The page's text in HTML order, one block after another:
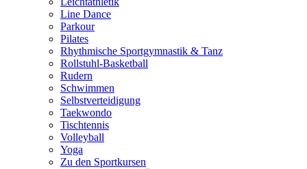
Line Dance
Parkour
Pilates
Rhythmische Sportgymnastik & Tanz
Rollstuhl-Basketball
Rudern
Schwimmen
Selbstverteidigung
Taekwondo
Tischtennis
Volleyball
Yoga
Zu den Sportkursen